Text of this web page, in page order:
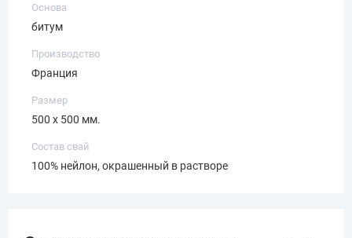
Основа
битум
Производство
Франция
Размер
500 х 500 мм.
Состав свай
100% нейлон, окрашенный в растворе